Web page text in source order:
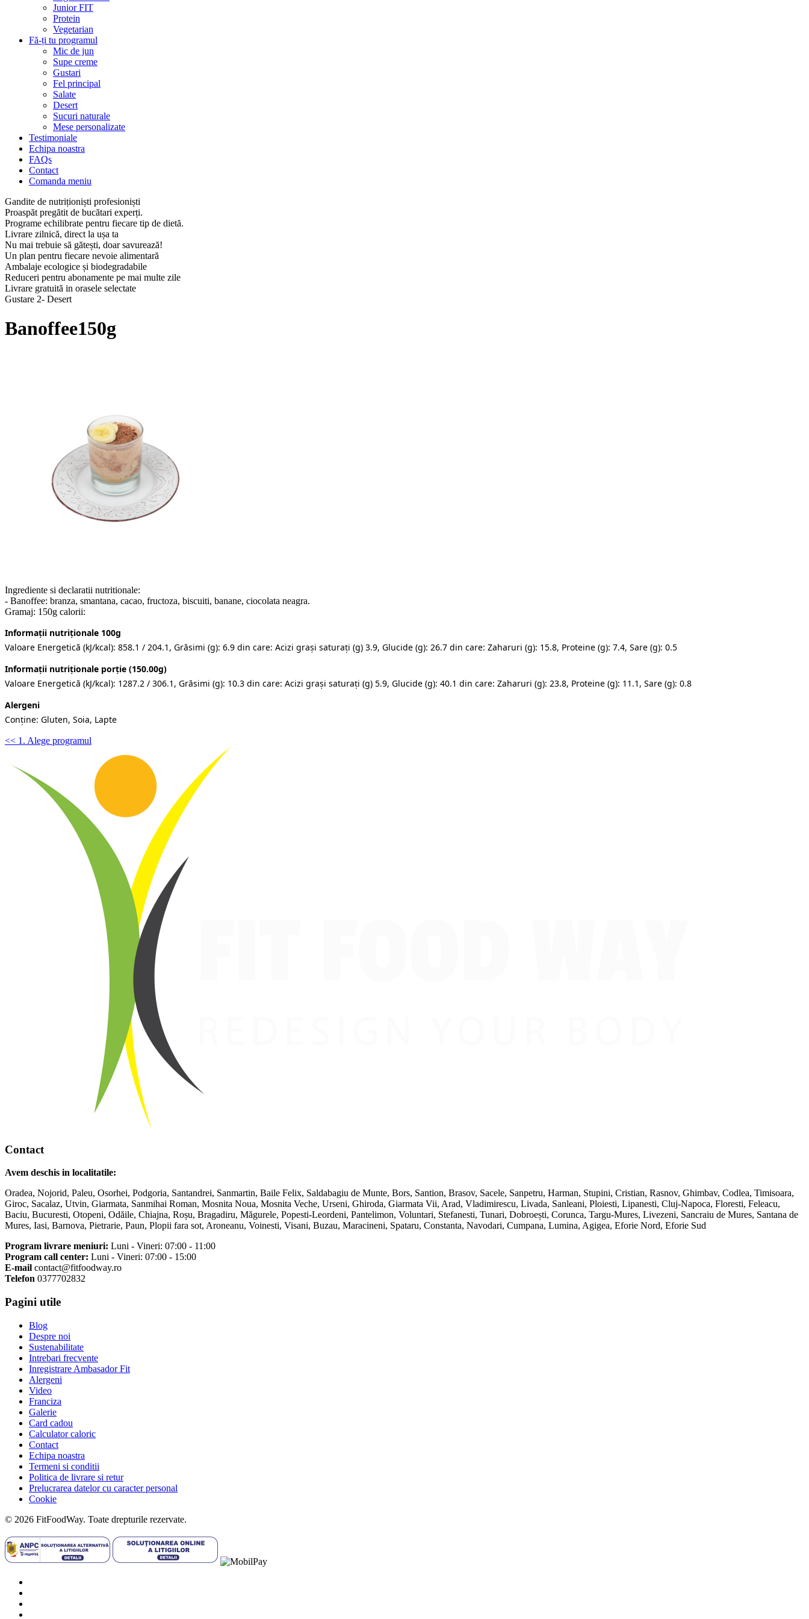
Junior FIT
Protein
Vegetarian
Fă-ți tu programul
Mic de jun
Supe creme
Gustari
Fel principal
Salate
Desert
Sucuri naturale
Mese personalizate
Testimoniale
Echipa noastra
FAQs
Contact
Comanda meniu
Gandite de nutriționiști profesioniști
Proaspăt pregătit de bucătari experți.
Programe echilibrate pentru fiecare tip de dietă.
Livrare zilnică, direct la ușa ta
Nu mai trebuie să gătești, doar savurează!
Un plan pentru fiecare nevoie alimentară
Ambalaje ecologice și biodegradabile
Reduceri pentru abonamente pe mai multe zile
Livrare gratuită in orasele selectate
Gustare 2- Desert
Banoffee150g
Ingrediente si declaratii nutritionale:
- Banoffee: branza, smantana, cacao, fructoza, biscuiti, banane, ciocolata neagra.
Gramaj: 150g calorii:
Informații nutriționale 100g
Valoare Energetică (kJ/kcal): 858.1 / 204.1, Grăsimi (g): 6.9 din care: Acizi grași saturați (g) 3.9, Glucide (g): 26.7 din care: Zaharuri (g): 15.8, Proteine (g): 7.4, Sare (g): 0.5
Informații nutriționale porție (150.00g)
Valoare Energetică (kJ/kcal): 1287.2 / 306.1, Grăsimi (g): 10.3 din care: Acizi grași saturați (g) 5.9, Glucide (g): 40.1 din care: Zaharuri (g): 23.8, Proteine (g): 11.1, Sare (g): 0.8
Alergeni
Conține: Gluten, Soia, Lapte
<< 1. Alege programul
Contact
Avem deschis in localitatile:
Oradea, Nojorid, Paleu, Osorhei, Podgoria, Santandrei, Sanmartin, Baile Felix, Saldabagiu de Munte, Bors, Santion, Brasov, Sacele, Sanpetru, Harman, Stupini, Cristian, Rasnov, Ghimbav, Codlea, Timisoara,
Giroc, Sacalaz, Utvin, Giarmata, Sanmihai Roman, Mosnita Noua, Mosnita Veche, Urseni, Ghiroda, Giarmata Vii, Arad, Vladimirescu, Livada, Sanleani, Ploiesti, Lipanesti, Cluj-Napoca, Floresti, Feleacu,
Baciu, Bucuresti, Otopeni, Odăile, Chiajna, Roșu, Bragadiru, Măgurele, Popesti-Leordeni, Pantelimon, Voluntari, Stefanesti, Tunari, Dobroești, Corunca, Targu-Mures, Livezeni, Sancraiu de Mures, Santana de
Mures, Iasi, Barnova, Pietrarie, Paun, Plopii fara sot, Aroneanu, Voinesti, Visani, Buzau, Maracineni, Spataru, Constanta, Navodari, Cumpana, Lumina, Agigea, Eforie Nord, Eforie Sud
Program livrare meniuri: Luni - Vineri: 07:00 - 11:00
Program call center: Luni - Vineri: 07:00 - 15:00
E-mail contact@fitfoodway.ro
Telefon 0377702832
Pagini utile
Blog
Despre noi
Sustenabilitate
Intrebari frecvente
Inregistrare Ambasador Fit
Alergeni
Video
Franciza
Galerie
Card cadou
Calculator caloric
Contact
Echipa noastra
Termeni si conditii
Politica de livrare si retur
Prelucrarea datelor cu caracter personal
Cookie
© 2026 FitFoodWay. Toate drepturile rezervate.